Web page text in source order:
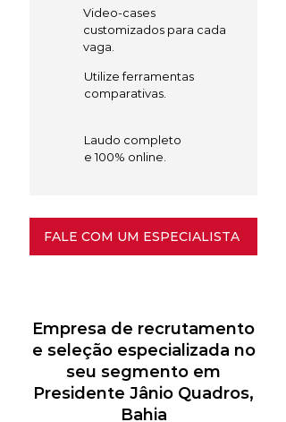
Video-cases
customizados para cada
vaga.
Utilize ferramentas
comparativas.
Laudo completo
e 100% online.
FALE COM UM ESPECIALISTA
Empresa de recrutamento
e seleção especializada no
seu segmento em
Presidente Jânio Quadros,
Bahia